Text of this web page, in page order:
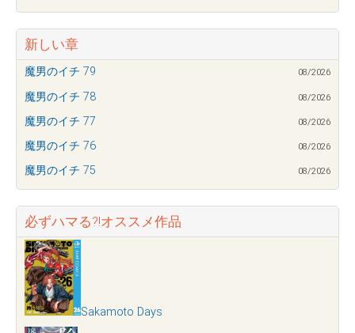
新しい章
魔男のイチ 79 08/2026
魔男のイチ 78 08/2026
魔男のイチ 77 08/2026
魔男のイチ 76 08/2026
魔男のイチ 75 08/2026
必ずハマる?!オススメ作品
Sakamoto Days